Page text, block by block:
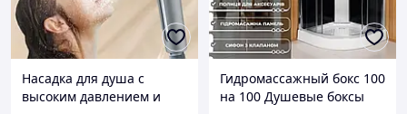
Насадка для душа с
высоким давлением и
Гидромассажный бокс 100
на 100 Душевые боксы